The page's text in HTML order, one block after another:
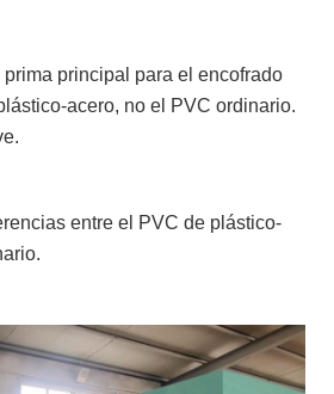
principal para el encofrado
acero, no el PVC ordinario.
entre el PVC de plástico-